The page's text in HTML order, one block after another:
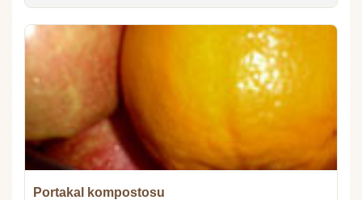
Portakal kompostosu